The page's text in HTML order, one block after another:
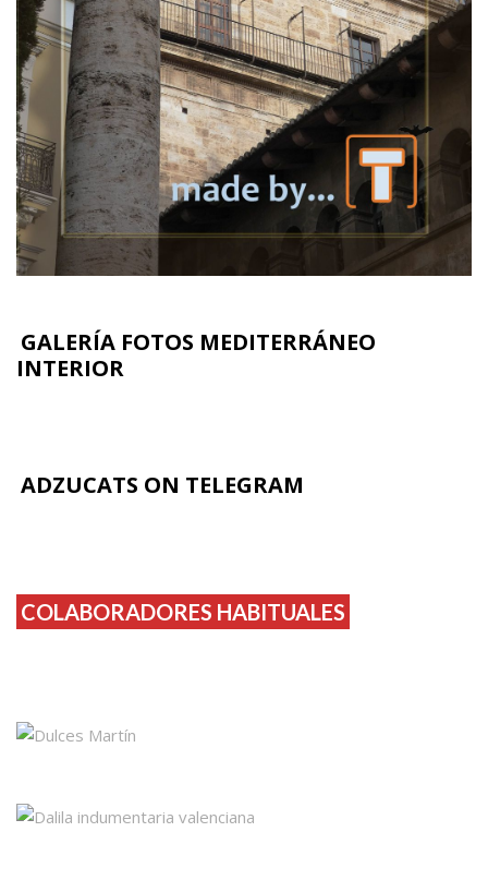
GALERÍA FOTOS MEDITERRÁNEO
INTERIOR
ADZUCATS ON TELEGRAM
COLABORADORES HABITUALES